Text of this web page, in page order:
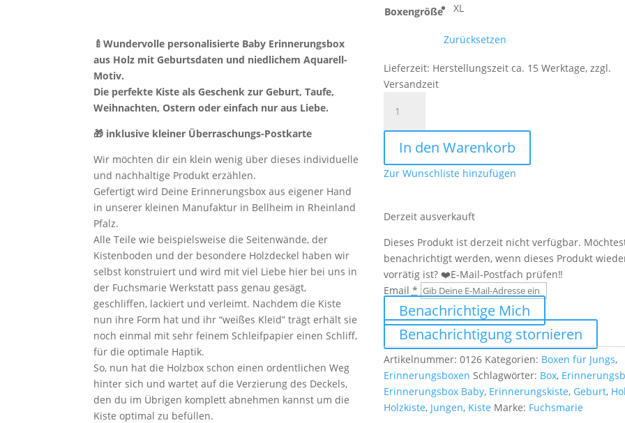
🍼Wundervolle personalisierte Baby Erinnerungsbox
aus Holz mit Geburtsdaten und niedlichem Aquarell-
Motiv.
Die perfekte Kiste als Geschenk zur Geburt, Taufe,
Weihnachten, Ostern oder einfach nur aus Liebe.
🎁 inklusive kleiner Überraschungs-Postkarte
Wir möchten dir ein klein wenig über dieses individuelle
und nachhaltige Produkt erzählen.
Gefertigt wird Deine Erinnerungsbox aus eigener Hand
in unserer kleinen Manufaktur in Bellheim in Rheinland
Pfalz.
Alle Teile wie beispielsweise die Seitenwände, der
Kistenboden und der besondere Holzdeckel haben wir
selbst konstruiert und wird mit viel Liebe hier bei uns in
der Fuchsmarie Werkstatt pass genau gesägt,
geschliffen, lackiert und verleimt. Nachdem die Kiste
nun ihre Form hat und ihr “weißes Kleid” trägt erhält sie
noch einmal mit sehr feinem Schleifpapier einen Schliff,
für die optimale Haptik.
So, nun hat die Holzbox schon einen ordentlichen Weg
hinter sich und wartet auf die Verzierung des Deckels,
den du im Übrigen komplett abnehmen kannst um die
Kiste optimal zu befüllen.
Boxengröße
XL
Zurücksetzen
Lieferzeit: Herstellungszeit ca. 15 Werktage, zzgl.
Versandzeit
Baby
Motiv
Löwe
Menge
In den Warenkorb
Zur Wunschliste hinzufügen
Derzeit ausverkauft
Dieses Produkt ist derzeit nicht verfügbar.
benachrichtigt werden, wenn dieses Produkt
vorrätig ist? ❤️E-Mail-Postfach prüfen‼️
Email *
Benachrichtige Mich
Benachrichtigung stornieren
Artikelnummer: 0126 Kategorien: Boxen für Jungs,
Erinnerungsboxen Schlagwörter: Box,
Erinnerungsbox Baby, Erinnerungskiste, Geburt,
Holzkiste, Jungen, Kiste Marke: Fuchsmarie